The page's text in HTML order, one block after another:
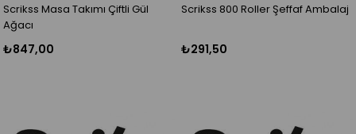
Scrikss Masa Takımı Çiftli Gül
Ağacı
₺847,00
Scrikss 800 Roller Şeffaf Ambalaj
₺291,50